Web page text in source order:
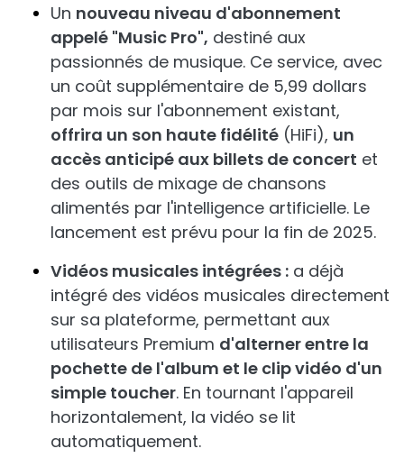
Un nouveau niveau d'abonnement
appelé "Music Pro", destiné aux
passionnés de musique. Ce service, avec
un coût supplémentaire de 5,99 dollars
par mois sur l'abonnement existant,
offrira un son haute fidélité (HiFi), un
accès anticipé aux billets de concert et
des outils de mixage de chansons
alimentés par l'intelligence artificielle. Le
lancement est prévu pour la fin de 2025.
Vidéos musicales intégrées : a déjà
intégré des vidéos musicales directement
sur sa plateforme, permettant aux
utilisateurs Premium d'alterner entre la
pochette de l'album et le clip vidéo d'un
simple toucher. En tournant l'appareil
horizontalement, la vidéo se lit
automatiquement.